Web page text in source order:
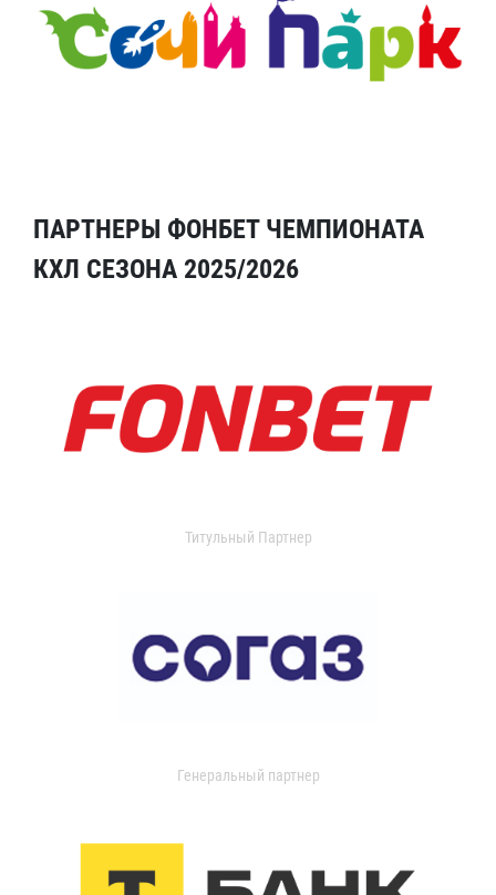
ПАРТНЕРЫ ФОНБЕТ ЧЕМПИОНАТА
КХЛ СЕЗОНА 2025/2026
Титульный Партнер
Генеральный партнер